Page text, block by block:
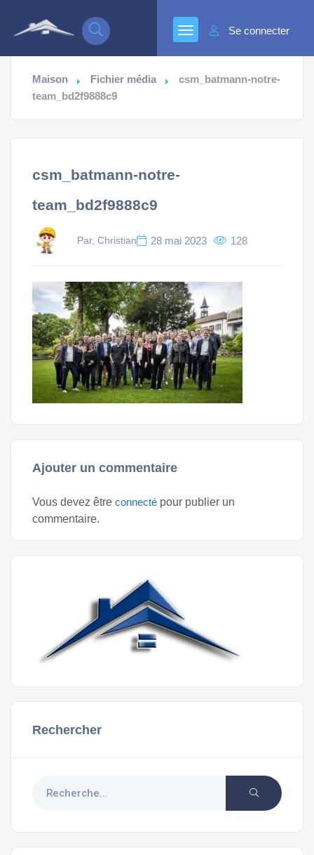
Se connecter
Maison Fichier média
csm_batmann-notre-
team_bd2f9888c9
csm_batmann-notre-
team_bd2f9888c9
Par, Christian 28 mai 2023 128
Ajouter un commentaire
Vous devez être connecté pour publier un
commentaire.
Rechercher